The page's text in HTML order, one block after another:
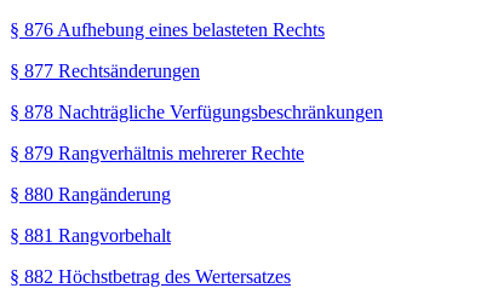
§ 876 Aufhebung eines belasteten Rechts
§ 877 Rechtsänderungen
§ 878 Nachträgliche Verfügungsbeschränkungen
§ 879 Rangverhältnis mehrerer Rechte
§ 880 Rangänderung
§ 881 Rangvorbehalt
§ 882 Höchstbetrag des Wertersatzes